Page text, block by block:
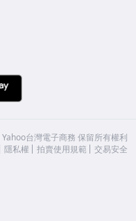
Yahoo台灣電子商務 保留所有權利
隱私權 拍賣使用規範 交易安全